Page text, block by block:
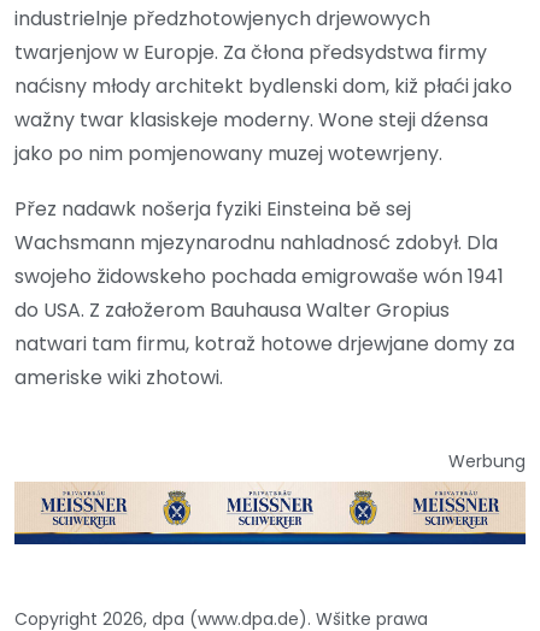
industrielnje předzhotowjenych drjewowych
twarjenjow w Europje. Za čłona předsydstwa firmy
naćisny młody architekt bydlenski dom, kiž płaći jako
wažny twar klasiskeje moderny. Wone steji dźensa
jako po nim pomjenowany muzej wotewrjeny.
Přez nadawk nošerja fyziki Einsteina bě sej
Wachsmann mjezynarodnu nahladnosć zdobył. Dla
swojeho židowskeho pochada emigrowaše wón 1941
do USA. Z załožerom Bauhausa Walter Gropius
natwari tam firmu, kotraž hotowe drjewjane domy za
ameriske wiki zhotowi.
Werbung
Copyright 2026, dpa (www.dpa.de). Wšitke prawa